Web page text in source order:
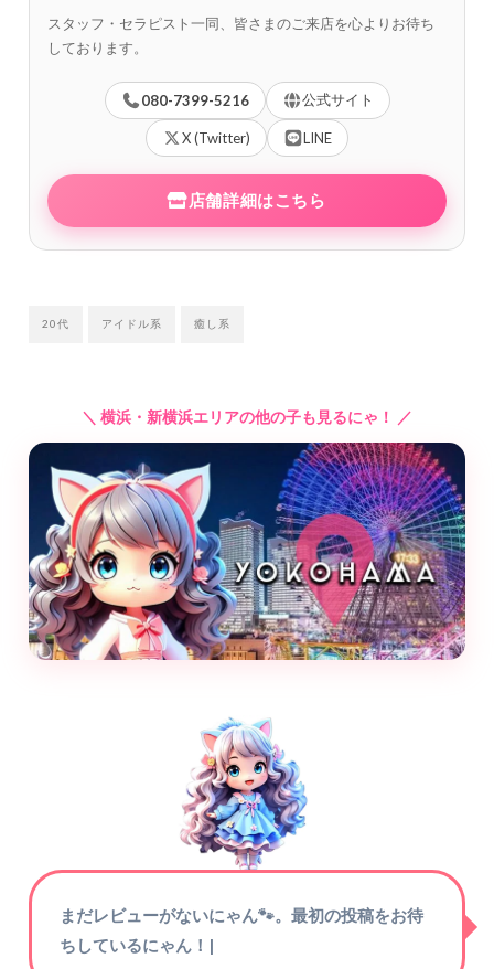
スタッフ・セラピスト一同、皆さまのご来店を心よりお待ち
しております。
080-7399-5216 公式サイト
X (Twitter) LINE
店舗詳細はこちら
20代 アイドル系 癒し系
＼ 横浜・新横浜エリアの他の子も見るにゃ！ ／
まだレビューがないにゃん🐾。最初の投稿をお待
ちしているにゃん！ |